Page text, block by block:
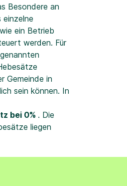
Besondere an
einzelne
ein Betrieb
werden. Für
Gemeinde in
sein können. In
bei 0% . Die
liegen